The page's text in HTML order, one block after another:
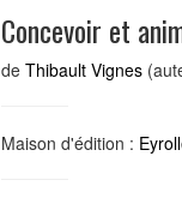
Concevoir et
de Thibault Vignes
Maison d'édition :